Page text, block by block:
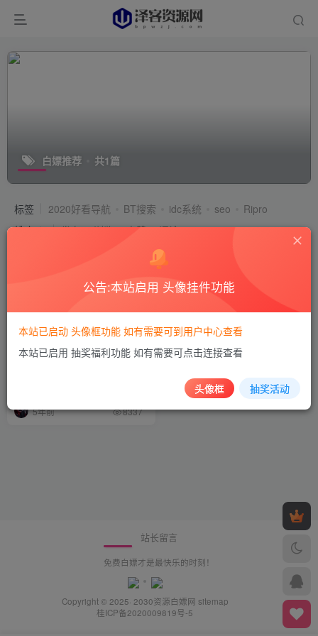
白嫖推荐 共1篇
标签 2020好看导航 BT搜索 idc系统 seo
Ripro
排序
发布 浏览 点赞 评论
推荐几十个可白嫖网站白嫖党
5年前 8337
站长留言
免费白嫖才是最快乐的时刻！
Copyright © 2025· 2030资源白嫖网 sitemap
桂ICP备2020009819号-5
公告:本站启用 头像挂件功能
本站已启动 头像框功能 如有需要可到用户中心查看
本站已启用 抽奖福利功能 如有需要可点击连接查看
头像框 抽奖活动